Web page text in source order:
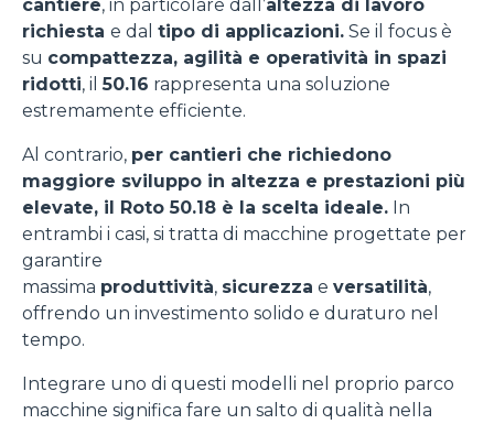
cantiere, in particolare dall’altezza di lavoro
richiesta e dal tipo di applicazioni. Se il focus è
su compattezza, agilità e operatività in spazi
ridotti, il50.16 rappresenta una soluzione
estremamente efficiente.
Al contrario, per cantieri che richiedono
maggiore sviluppo in altezza e prestazioni più
elevate, il Roto 50.18 è la scelta ideale. In
entrambi i casi, si tratta di macchine progettate per
garantire
massima produttività, sicurezza e versatilità,
offrendo un investimento solido e duraturo nel
tempo.
Integrare uno di questi modelli nel proprio parco
macchine significa fare un salto di qualità nella